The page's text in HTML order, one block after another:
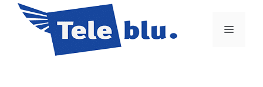
contenuto
Menu